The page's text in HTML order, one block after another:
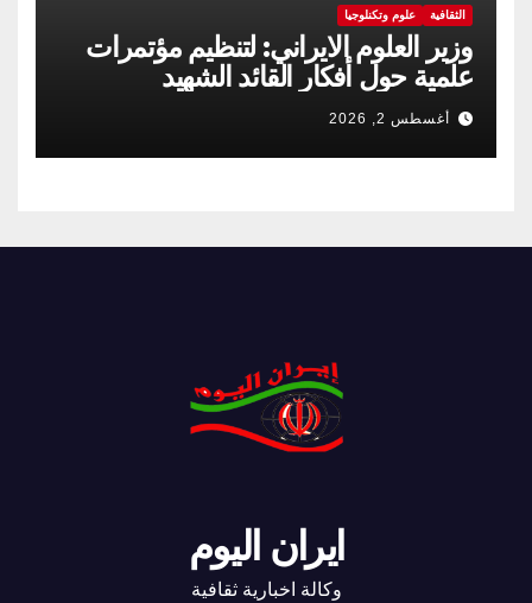
الثقافية علوم وتكنلوجيا
وزير العلوم الايراني: لتنظيم مؤتمرات
علمية حول أفكار القائد الشهيد
أغسطس 2, 2026
ايران اليوم
وكالة اخبارية ثقافية